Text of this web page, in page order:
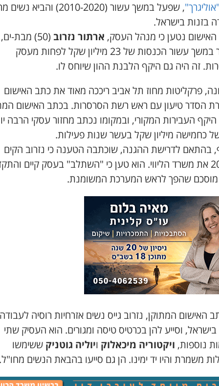
, שפעל במשך עשור (2010-2020) והביא
בזנות בישראל.
נטען כי מנהל העסק, ארתור נזרוב
(50) מבת-ים,
הסתיר במשך עשור הכנסות של 23 מיליון שקל לפחות מעסק
זה היה גם היקף הלבנת ההון שיוחס לו.
פרקליטות מחוז תל אביב ריככה מאוד את כתב האישום
הסדר טיעון עם ראש רשת הסרסרות. בכתב האישום
העבירות המקורי, ובמקומו נכתב מחזור עסקי הרבה
כחמישה מיליון שקל בעשר שנות פעילות.
בהתאם לדרישת ההגנה, שוכתבה הטענה כי נזרוב הקים
ב-2010 את משרד הליווי. הוא טען כי "השתלב" בעסק קיים
מוסכם שהפך לראש המערכת המשומנת.
האישום המתוקן, נזרוב גייס נשים אזרחיות רוסיה לעבודה
בישראל, וסייע להן בכרטיס טיסה ומגורים. הוא העסיק שתי
נוספות, ויקטוריה מיכאלוק ויוליה גוטניק ששימשו
משמרת והיו יד ימינו. הן גם סייעו בהבאת הנשים מחו"ל.